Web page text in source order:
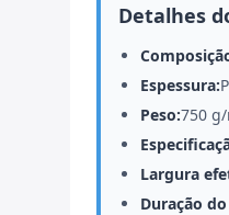
Detalhes
Espessura:
Peso:750
Largura
Duração